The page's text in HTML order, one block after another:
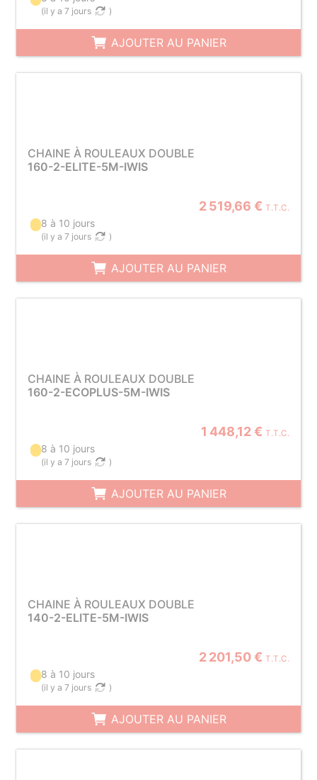
(il y a 7 jours )
AJOUTER AU PANIER
CHAINE À ROULEAUX DOUBLE
160-2-ELITE-5M-IWIS
2 519,66 € T.T.C.
8 à 10 jours
(il y a 7 jours )
AJOUTER AU PANIER
CHAINE À ROULEAUX DOUBLE
160-2-ECOPLUS-5M-IWIS
1 448,12 € T.T.C.
8 à 10 jours
(il y a 7 jours )
AJOUTER AU PANIER
CHAINE À ROULEAUX DOUBLE
140-2-ELITE-5M-IWIS
2 201,50 € T.T.C.
8 à 10 jours
(il y a 7 jours )
AJOUTER AU PANIER